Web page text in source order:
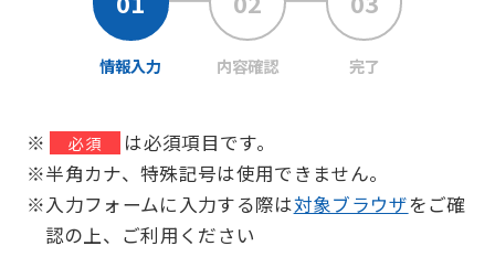
情報入力 内容確認 完了
※ 必須
は必須項目です。
※半角カナ、特殊記号は使用できません。
※入力フォームに入力する際は対象ブラウザをご確
認の上、ご利用ください